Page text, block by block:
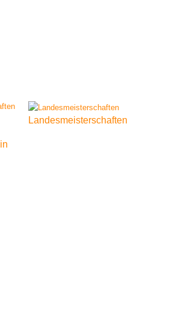
in
Landesmeisterschaften